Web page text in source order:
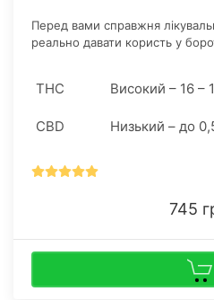
Перед вами справжня
реально давати користь у
THC Високий – 16 –
CBD Низький – до
745